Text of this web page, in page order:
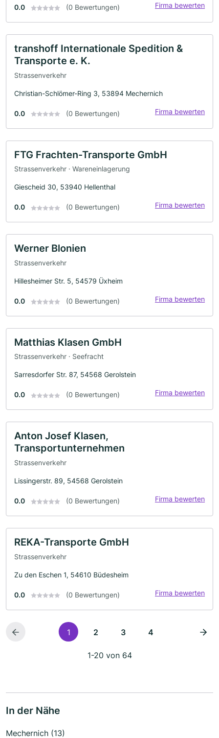
0.0 (0 Bewertungen) Firma bewerten
transhoff Internationale Spedition &
Transporte e. K.
Strassenverkehr
Christian-Schlömer-Ring 3, 53894 Mechernich
0.0 (0 Bewertungen) Firma bewerten
FTG Frachten-Transporte GmbH
Strassenverkehr · Wareneinlagerung
Giescheid 30, 53940 Hellenthal
0.0 (0 Bewertungen) Firma bewerten
Werner Blonien
Strassenverkehr
Hillesheimer Str. 5, 54579 Üxheim
0.0 (0 Bewertungen) Firma bewerten
Matthias Klasen GmbH
Strassenverkehr · Seefracht
Sarresdorfer Str. 87, 54568 Gerolstein
0.0 (0 Bewertungen) Firma bewerten
Anton Josef Klasen,
Transportunternehmen
Strassenverkehr
Lissingerstr. 89, 54568 Gerolstein
0.0 (0 Bewertungen) Firma bewerten
REKA-Transporte GmbH
Strassenverkehr
Zu den Eschen 1, 54610 Büdesheim
0.0 (0 Bewertungen) Firma bewerten
1 2 3 4
1-20 von 64
In der Nähe
Mechernich (13)